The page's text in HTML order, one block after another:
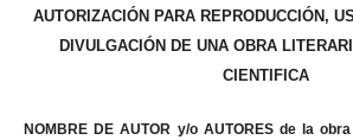
AUTORIZACIÓN PARA REPRODUCCIÓN,
DIVULGACIÓN DE UNA OBRA
CIENTIFICA
NOMBRE DE AUTOR y/o AUTORES de la